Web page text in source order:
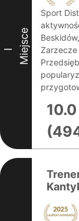
I Miejsce
Sport
10.0